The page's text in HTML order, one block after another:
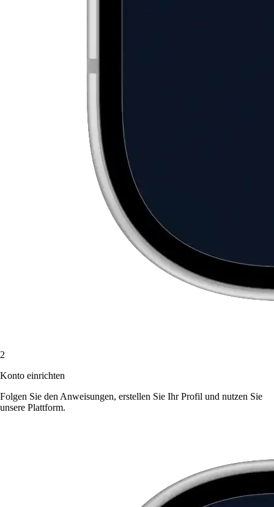
2
Konto einrichten
Folgen Sie den Anweisungen, erstellen Sie Ihr Profil und nutzen Sie
unsere Plattform.